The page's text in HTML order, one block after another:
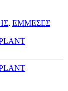
, ΕΜΜΕΣΕΣ